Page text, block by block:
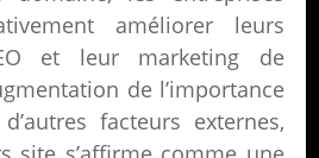
améliorer leurs
et leur marketing de
de l’importance
facteurs externes,